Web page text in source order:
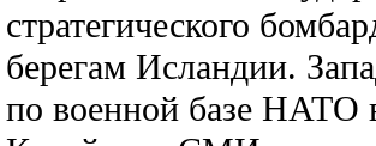
стратегического
берегам Исландии.
по военной базе НАТО